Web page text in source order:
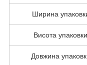
Ширина
Висота упаковки
Довжина